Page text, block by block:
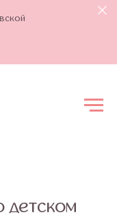
детском